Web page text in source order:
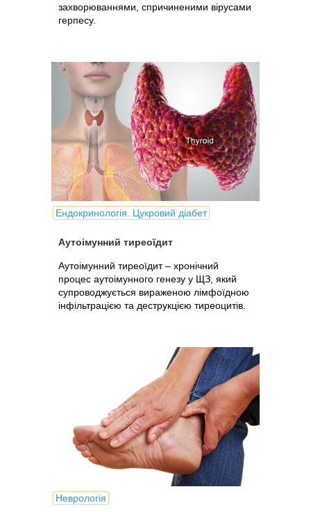
захворюваннями, спричиненими вірусами
герпесу.
Ендокринологія. Цукровий діабет
Аутоімунний тиреоїдит
Аутоімунний тиреоїдит – хронічний
процес аутоімунного генезу у ЩЗ, який
супроводжується вираженою лімфоїдною
інфільтрацією та деструкцією тиреоцитів.
Неврологія